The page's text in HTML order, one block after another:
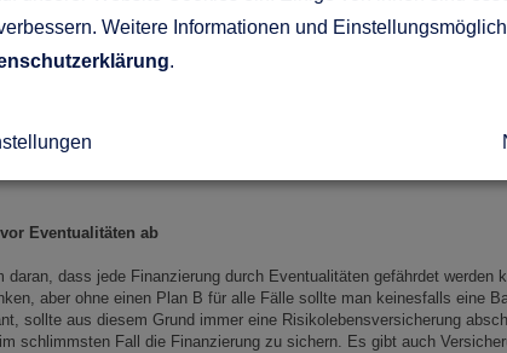
können Sie sich nach einer sogenannten Anschlussfinanzierung
abschließen können. Dabei gilt: Je früher Sie sich um die
diese kann bereits sehr frühzeitig, häufig bis zu 60 Monate vor dem
Bei einem solchen Forward-Darlehen profitieren Sie häufig von
früh den weiteren Verlauf Ihrer Finanzierung planen. Und sich in
Eventualitäten ab
daran, dass jede Finanzierung durch Eventualitäten gefährdet werden
aber ohne einen Plan B für alle Fälle sollte man keinesfalls eine
sollte aus diesem Grund immer eine Risikolebensversicherung
schlimmsten Fall die Finanzierung zu sichern. Es gibt auch
Weitere Informationen und
.